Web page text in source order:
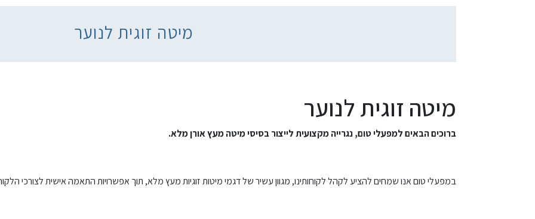
מיטה זוגית לנוער
מיטה זוגית לנוער
ברוכים הבאים למפעלי טום, נגרייה מקצועית לייצור בסיסי מיטה מעץ אורן מלא.
במפעלי טום אנו שמחים להציע לקהל לקוחותינו, מגוון עשיר של דגמי מיטות זוגיות מעץ מלא, תוך אפשרויות התאמה אישית לצורכי